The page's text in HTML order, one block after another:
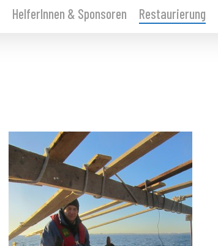
HelferInnen & Sponsoren Restaurierung